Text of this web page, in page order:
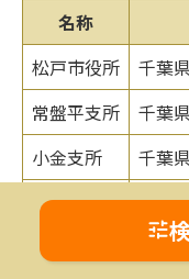
名称
松戸市役所
千葉
常盤平支所
千葉
小金支所
千葉
小金原支所
千葉
六実支所
千葉